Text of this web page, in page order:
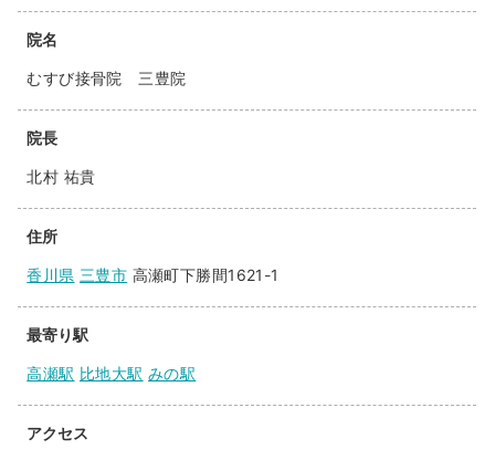
院名
むすび接骨院 三豊院
院長
北村 祐貴
住所
香川県 三豊市 高瀬町下勝間1621-1
最寄り駅
高瀬駅 比地大駅 みの駅
アクセス